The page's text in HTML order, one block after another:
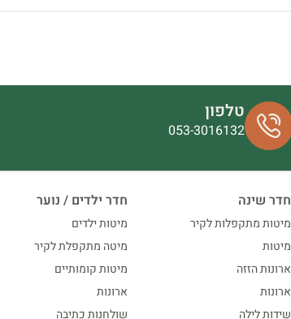
טלפון
053-3016132
חדר שינה
מיטות מתקפלות לקיר
מיטות
ארונות הזזה
ארונות
שידות לילה
חדר ילדים / נוער
מיטות ילדים
מיטה מתקפלת לקיר
מיטות קומותיים
ארונות
שולחנות כתיבה